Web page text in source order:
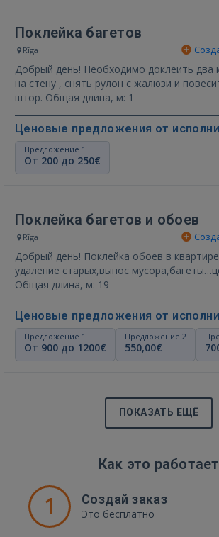
Поклейка багетов
Rīga
Добрый день! Необходимо доклеить два
на стену , снять рулон с жалюзи и
штор. Общая длина, м: 1
Ценовые предложения от
Предложение 1
От 200 до 250€
Поклейка багетов и обоев
Rīga
Добрый день! Поклейка обоев в
удаление старых,вынос
Общая длина, м: 19
Ценовые предложения от
Предложение 1
От 900 до 1200€
Предложение 2
550,00€
ПОКАЗАТЬ ЕЩЁ
Как это работает
1 Создай заказ
Это бесплатно